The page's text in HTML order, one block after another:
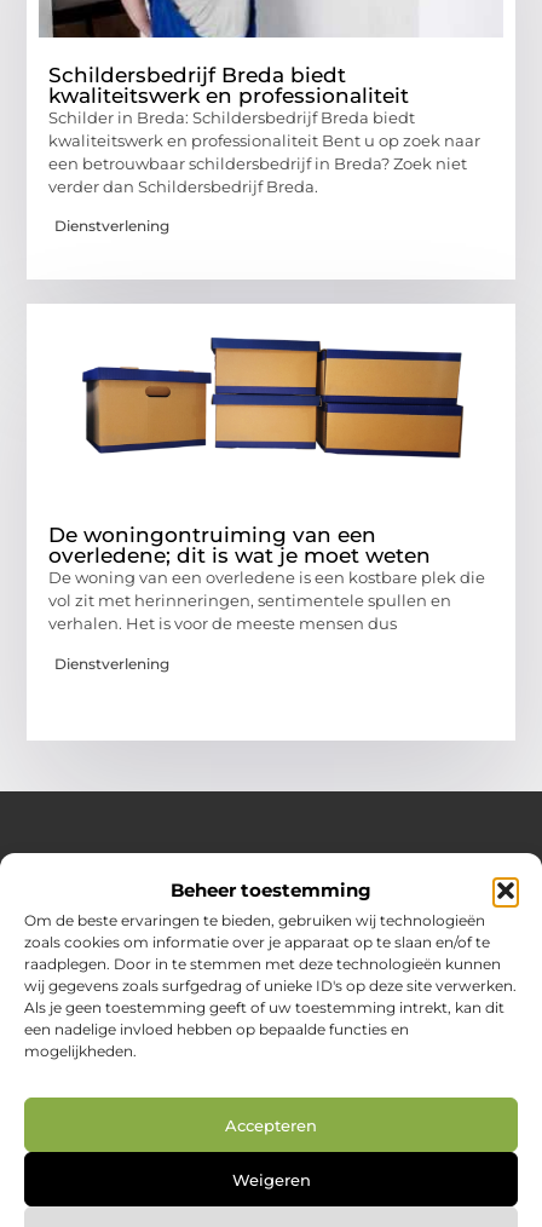
Beheer toestemming
Om de beste ervaringen te bieden, gebruiken wij technologieën
zoals cookies om informatie over je apparaat op te slaan en/of te
raadplegen. Door in te stemmen met deze technologieën kunnen
wij gegevens zoals surfgedrag of unieke ID's op deze site verwerken.
Als je geen toestemming geeft of uw toestemming intrekt, kan dit
een nadelige invloed hebben op bepaalde functies en
mogelijkheden.
Accepteren
Weigeren
Schildersbedrijf Breda biedt
kwaliteitswerk en professionaliteit
Schilder in Breda: Schildersbedrijf Breda biedt
kwaliteitswerk en professionaliteit Bent u op zoek naar
een betrouwbaar schildersbedrijf in Breda? Zoek niet
verder dan Schildersbedrijf Breda.
Dienstverlening
De woningontruiming van een
overledene; dit is wat je moet weten
De woning van een overledene is een kostbare plek die
vol zit met herinneringen, sentimentele spullen en
verhalen. Het is voor de meeste mensen dus
Dienstverlening
Over Huizenplan
Jouw gids voor wooninspiratie en praktische tips
Ontdek een uitgebreide verzameling blogs en artikelen
boordevol handige adviezen en verrassende inzichten om
jouw woondromen te realiseren. Van interieurideeën tot
slimme bespaartips – haal het beste uit jouw huis en
leefomgeving!